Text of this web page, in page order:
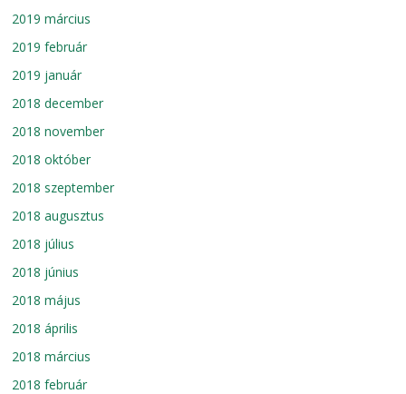
2019 március
2019 február
2019 január
2018 december
2018 november
2018 október
2018 szeptember
2018 augusztus
2018 július
2018 június
2018 május
2018 április
2018 március
2018 február